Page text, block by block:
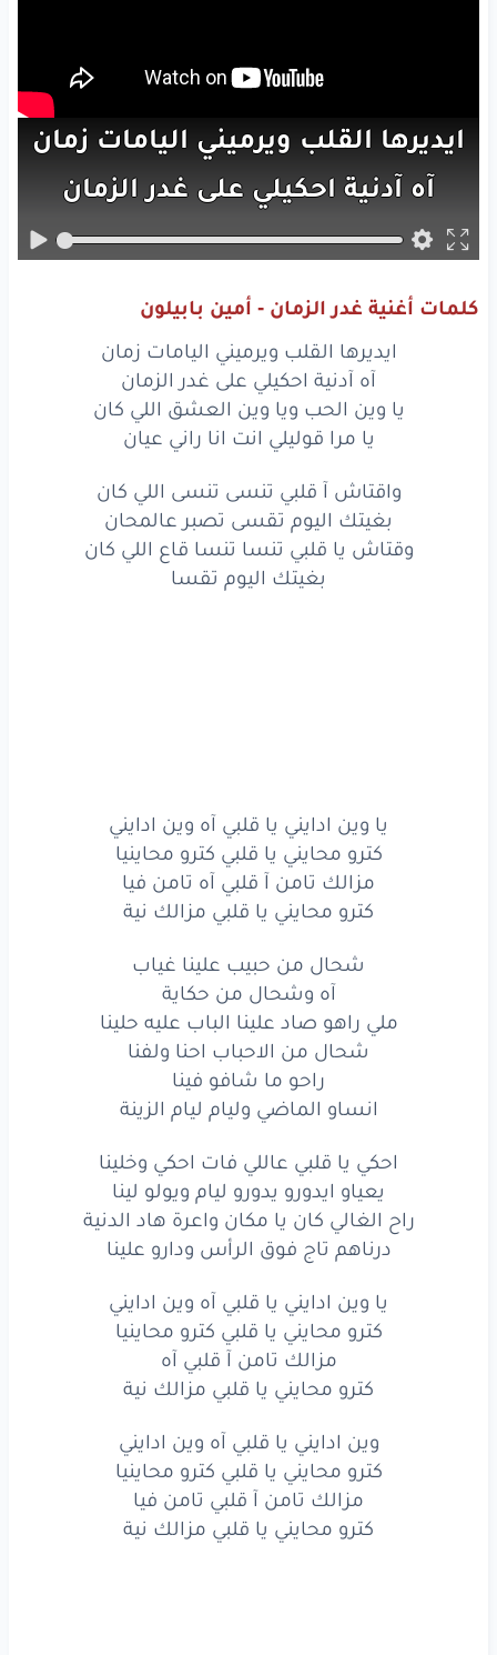
ايديرها القلب ويرميني اليامات زمان
آهآدنية احكيلي على غدر الزمان
يا وينالحبويا وينالعشقاللي كان
تنسىاللي كان
بغيتك اليوم تقسى
تصبرعالمحان
وقتاشيا قلبيتنسا
تنساقاعاللي كان
كترو محاينيا
مزالكتامنآ قلبي
آهتامنفيا
كترو محاينييا قلبي
مزالكنية
شحالمن حبيب عليناغياب
آهوشحالمن حكاية
ملي راهوصادعليناالباب
عليهحلينا
شحالمن الاحباباحناولفنا
راحوما شافوفينا
انساوالماضيوليام
ليام
الزينة
احكييا قلبي عالليفات
احكي وخلينا
كلمات أغنية غدر الزمان - أمين بابيلون
ايديرها القلب ويرميني اليامات زمان
آه آدنية احكيلي على غدر الزمان
يا وين الحب ويا وين العشق اللي كان
يا مرا قوليلي انت انا راني عيان
واقتاش آ قلبي تنسى تنسى اللي كان
بغيتك اليوم تقسى تصبر عالمحان
وقتاش يا قلبي تنسا تنسا قاع اللي كان
بغيتك اليوم تقسا
يا وين ادايني يا قلبي آه وين ادايني
كترو محايني يا قلبي كترو محاينيا
مزالك تامن آ قلبي آه تامن فيا
كترو محايني يا قلبي مزالك نية
شحال من حبيب علينا غياب
آه وشحال من حكاية
ملي راهو صاد علينا الباب عليه حلينا
شحال من الاحباب احنا ولفنا
راحو ما شافو فينا
انساو الماضي وليام ليام الزينة
احكي يا قلبي عاللي فات احكي وخلينا
يعياو ايدورو يدورو ليام ويولو لينا
راح الغالي كان يا مكان واعرة هاد الدنية
درناهم تاج فوق الرأس ودارو علينا
يا وين ادايني يا قلبي آه وين ادايني
كترو محايني يا قلبي كترو محاينيا
مزالك تامن آ قلبي آه
كترو محايني يا قلبي مزالك نية
وين ادايني يا قلبي آه وين ادايني
كترو محايني يا قلبي كترو محاينيا
مزالك تامن آ قلبي تامن فيا
كترو محايني يا قلبي مزالك نية